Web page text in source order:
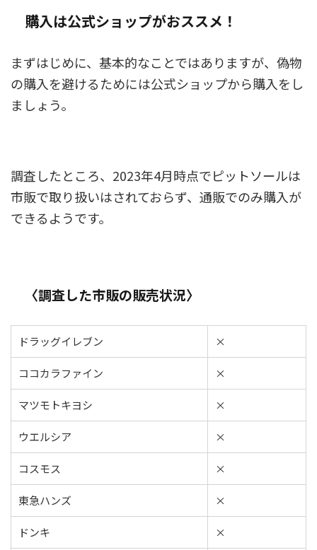
購入は公式ショップがおススメ！
まずはじめに、基本的なことではありますが、偽物
の購入を避けるためには公式ショップから購入をし
ましょう。
調査したところ、2023年4月時点でピットソールは
市販で取り扱いはされておらず、通販でのみ購入が
できるようです。
〈調査した市販の販売状況〉
ドラッグイレブン ×
ココカラファイン ×
マツモトキヨシ ×
ウエルシア ×
コスモス ×
東急ハンズ ×
ドンキ ×